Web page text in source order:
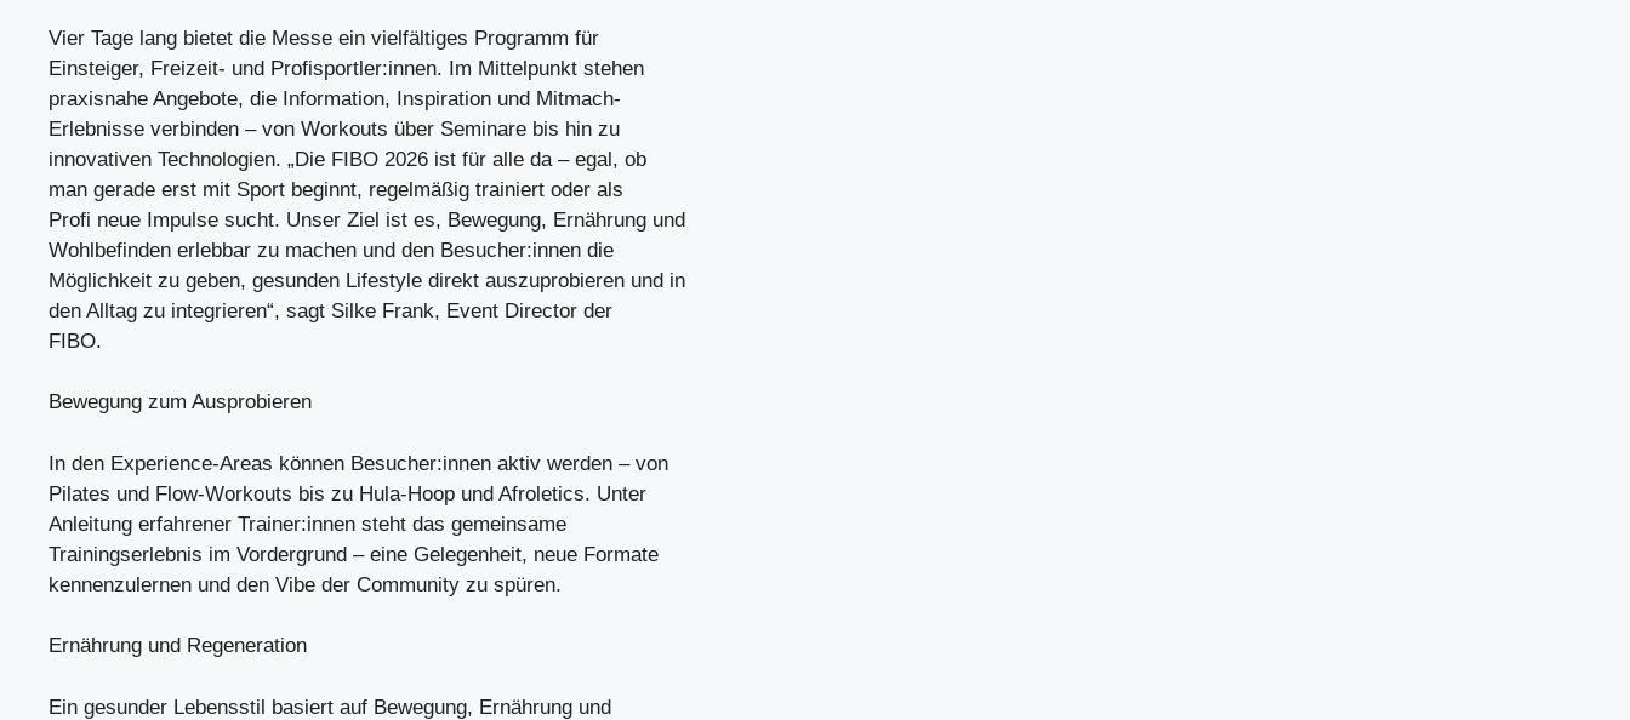
Vier Tage lang bietet die Messe ein vielfältiges Programm für
Einsteiger, Freizeit- und Profisportler:innen. Im Mittelpunkt stehen
praxisnahe Angebote, die Information, Inspiration und Mitmach-
Erlebnisse verbinden – von Workouts über Seminare bis hin zu
innovativen Technologien. „Die FIBO 2026 ist für alle da – egal, ob
man gerade erst mit Sport beginnt, regelmäßig trainiert oder als
Profi neue Impulse sucht. Unser Ziel ist es, Bewegung, Ernährung und
Wohlbefinden erlebbar zu machen und den Besucher:innen die
Möglichkeit zu geben, gesunden Lifestyle direkt auszuprobieren und in
den Alltag zu integrieren“, sagt Silke Frank, Event Director der
FIBO.
Bewegung zum Ausprobieren
In den Experience-Areas können Besucher:innen aktiv werden – von
Pilates und Flow-Workouts bis zu Hula-Hoop und Afroletics. Unter
Anleitung erfahrener Trainer:innen steht das gemeinsame
Trainingserlebnis im Vordergrund – eine Gelegenheit, neue Formate
kennenzulernen und den Vibe der Community zu spüren.
Ernährung und Regeneration
Ein gesunder Lebensstil basiert auf Bewegung, Ernährung und